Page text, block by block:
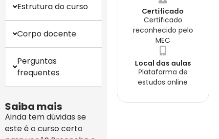
Estrutura do curso
Corpo docente
Perguntas
frequentes
Saiba mais
Ainda tem dúvidas se
este é o curso certo
Certificado
Certificado
reconhecido pelo
MEC
Local das aulas
Plataforma de
estudos online